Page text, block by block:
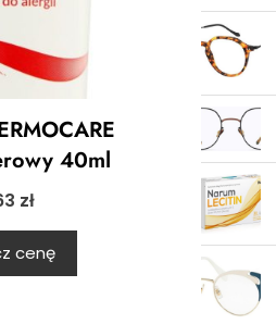
40ml
zł
cenę